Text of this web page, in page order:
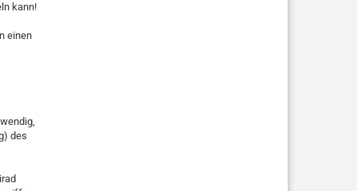
kann!
einen
des